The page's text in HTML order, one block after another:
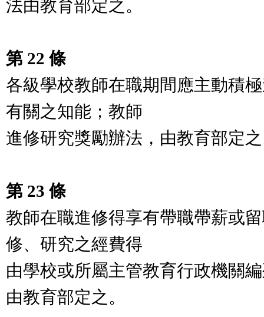
法由教育部定之。
第 22 條
各級學校教師在職期間應主動積
有關之知能；教師
進修研究獎勵辦法，由教育部定
第 23 條
教師在職進修得享有帶職帶薪或
修、研究之經費得
由學校或所屬主管教育行政機關
由教育部定之。